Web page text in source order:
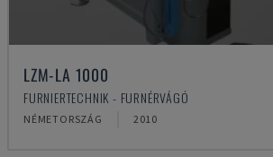
LZM-LA 1000
FURNIERTECHNIK - FURNÉRVÁGÓ
NÉMETORSZÁG 2010